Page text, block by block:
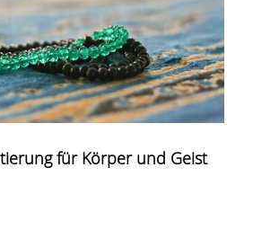
für Körper und Geist
verurteilt Angriff auf
Zeugenschaft